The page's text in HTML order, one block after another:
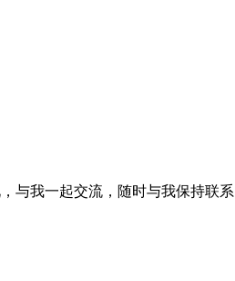
与我一起交流，随时与我保持联系